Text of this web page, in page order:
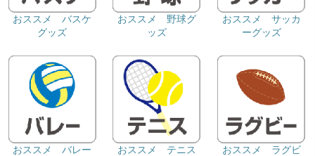
おススメ バスケ
グッズ
おススメ 野球グ
ッズ
おススメ サッカ
ーグッズ
おススメ バレー
おススメ テニス
おススメ ラグビ